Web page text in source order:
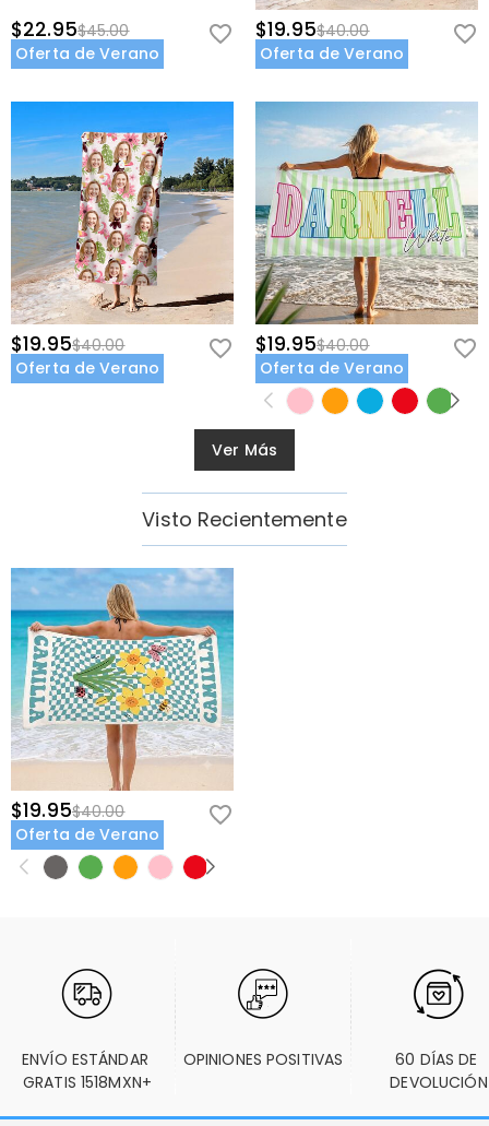
$22.95$45.00
Oferta de Verano
$19.95$40.00
Oferta de Verano
$19.95$40.00
Oferta de Verano
$19.95$40.00
Oferta de Verano
Ver Más
Visto Recientemente
$19.95$40.00
Oferta de Verano
ENVÍO ESTÁNDAR
GRATIS 1518MXN+
OPINIONES POSITIVAS
60 DÍAS DE
DEVOLUCIÓN